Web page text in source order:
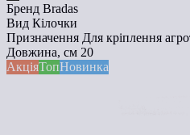
Бренд Bradas
Вид Кілочки
Призначення Для кріплення
Довжина, см 20
АкціяТопНовинка